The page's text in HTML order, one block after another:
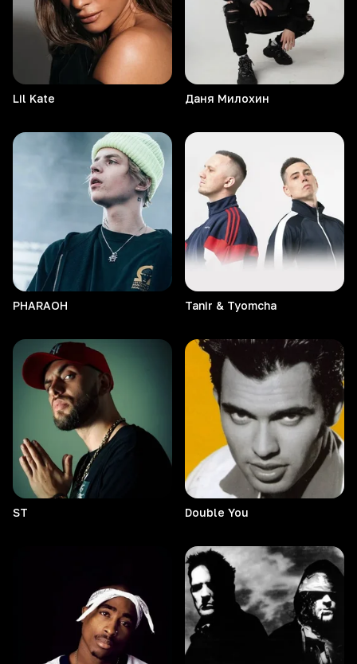
Lil Kate Даня Милохин
PHARAOH Tanir & Tyomcha
ST Double You